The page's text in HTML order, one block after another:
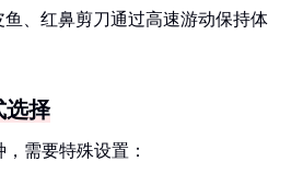
鱼、红鼻剪刀通过高速游动保持体
选择
需要特殊设置：